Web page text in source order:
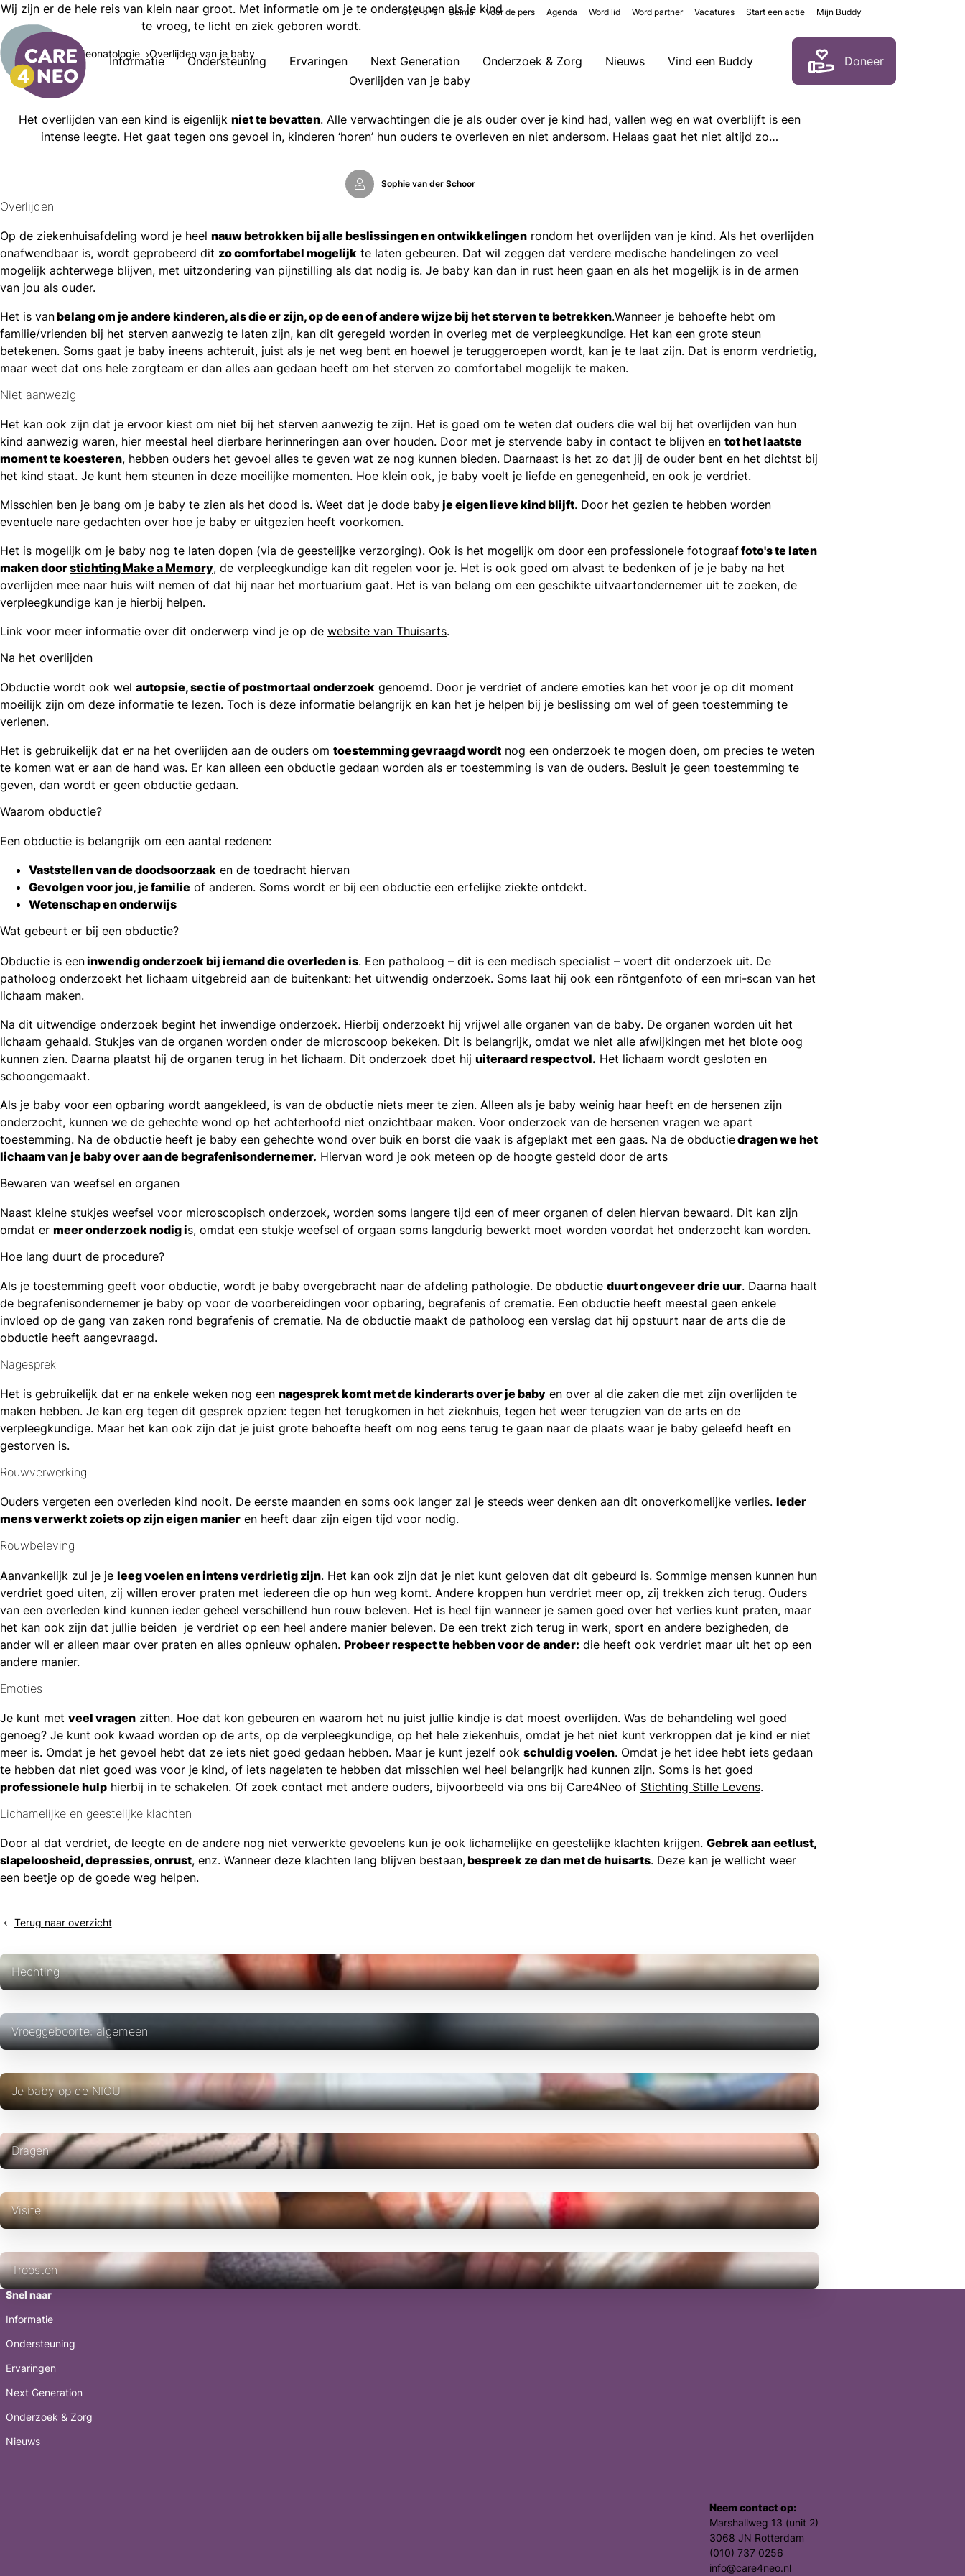
Informatie Ondersteuning Ervaringen Next Generation Onderzoek & Zorg Nieuws Vind een Buddy Doneer
Over ons Selma Voor de pers Agenda Word lid Word partner Vacatures Start een actie Mijn Buddy
Wij zijn er de hele reis van klein naar groot. Met informatie om je te ondersteunen als je kind
te vroeg, te licht en ziek geboren wordt.
Informatie Neonatologie Overlijden van je baby
Overlijden van je baby
Het overlijden van een kind is eigenlijk niet te bevatten. Alle verwachtingen die je als ouder over je kind had, vallen weg en wat overblijft is een
intense leegte. Het gaat tegen ons gevoel in, kinderen ‘horen’ hun ouders te overleven en niet andersom. Helaas gaat het niet altijd zo…
Sophie van der Schoor
Overlijden
Op de ziekenhuisafdeling word je heel nauw betrokken bij alle beslissingen en ontwikkelingen rondom het overlijden van je kind. Als het overlijden
onafwendbaar is, wordt geprobeerd dit zo comfortabel mogelijk te laten gebeuren. Dat wil zeggen dat verdere medische handelingen zo veel
mogelijk achterwege blijven, met uitzondering van pijnstilling als dat nodig is. Je baby kan dan in rust heen gaan en als het mogelijk is in de armen
van jou als ouder.
Het is vanbelang om je andere kinderen, als die er zijn, op de een of andere wijze bij het sterven te betrekken.Wanneer je behoefte hebt om
familie/vrienden bij het sterven aanwezig te laten zijn, kan dit geregeld worden in overleg met de verpleegkundige. Het kan een grote steun
betekenen. Soms gaat je baby ineens achteruit, juist als je net weg bent en hoewel je teruggeroepen wordt, kan je te laat zijn. Dat is enorm verdrietig,
maar weet dat ons hele zorgteam er dan alles aan gedaan heeft om het sterven zo comfortabel mogelijk te maken.
Niet aanwezig
Het kan ook zijn dat je ervoor kiest om niet bij het sterven aanwezig te zijn. Het is goed om te weten dat ouders die wel bij het overlijden van hun
kind aanwezig waren, hier meestal heel dierbare herinneringen aan over houden. Door met je stervende baby in contact te blijven en tot het laatste
moment te koesteren, hebben ouders het gevoel alles te geven wat ze nog kunnen bieden. Daarnaast is het zo dat jij de ouder bent en het dichtst bij
het kind staat. Je kunt hem steunen in deze moeilijke momenten. Hoe klein ook, je baby voelt je liefde en genegenheid, en ook je verdriet.
Misschien ben je bang om je baby te zien als het dood is. Weet dat je dode babyje eigen lieve kind blijft. Door het gezien te hebben worden
eventuele nare gedachten over hoe je baby er uitgezien heeft voorkomen.
Het is mogelijk om je baby nog te laten dopen (via de geestelijke verzorging). Ook is het mogelijk om door een professionele fotograaffoto's te laten
maken doorstichting Make a Memory, de verpleegkundige kan dit regelen voor je. Het is ook goed om alvast te bedenken of je je baby na het
overlijden mee naar huis wilt nemen of dat hij naar het mortuarium gaat. Het is van belang om een geschikte uitvaartondernemer uit te zoeken, de
verpleegkundige kan je hierbij helpen.
Link voor meer informatie over dit onderwerp vind je op de website van Thuisarts.
Na het overlijden
Obductie wordt ook wel autopsie, sectie of postmortaal onderzoek genoemd. Door je verdriet of andere emoties kan het voor je op dit moment
moeilijk zijn om deze informatie te lezen. Toch is deze informatie belangrijk en kan het je helpen bij je beslissing om wel of geen toestemming te
verlenen.
Het is gebruikelijk dat er na het overlijden aan de ouders om toestemming gevraagd wordt nog een onderzoek te mogen doen, om precies te weten
te komen wat er aan de hand was. Er kan alleen een obductie gedaan worden als er toestemming is van de ouders. Besluit je geen toestemming te
geven, dan wordt er geen obductie gedaan.
Waarom obductie?
Een obductie is belangrijk om een aantal redenen:
Vaststellen van de doodsoorzaak en de toedracht hiervan
Gevolgen voor jou, je familie of anderen. Soms wordt er bij een obductie een erfelijke ziekte ontdekt.
Wetenschap en onderwijs
Wat gebeurt er bij een obductie?
Obductie is eeninwendig onderzoek bij iemand die overleden is. Een patholoog – dit is een medisch specialist – voert dit onderzoek uit. De
patholoog onderzoekt het lichaam uitgebreid aan de buitenkant: het uitwendig onderzoek. Soms laat hij ook een röntgenfoto of een mri-scan van het
lichaam maken.
Na dit uitwendige onderzoek begint het inwendige onderzoek. Hierbij onderzoekt hij vrijwel alle organen van de baby. De organen worden uit het
lichaam gehaald. Stukjes van de organen worden onder de microscoop bekeken. Dit is belangrijk, omdat we niet alle afwijkingen met het blote oog
kunnen zien. Daarna plaatst hij de organen terug in het lichaam. Dit onderzoek doet hij uiteraard respectvol. Het lichaam wordt gesloten en
schoongemaakt.
Als je baby voor een opbaring wordt aangekleed, is van de obductie niets meer te zien. Alleen als je baby weinig haar heeft en de hersenen zijn
onderzocht, kunnen we de gehechte wond op het achterhoofd niet onzichtbaar maken. Voor onderzoek van de hersenen vragen we apart
toestemming. Na de obductie heeft je baby een gehechte wond over buik en borst die vaak is afgeplakt met een gaas. Na de obductiedragen we het
lichaam van je baby over aan de begrafenisondernemer. Hiervan word je ook meteen op de hoogte gesteld door de arts
Bewaren van weefsel en organen
Naast kleine stukjes weefsel voor microscopisch onderzoek, worden soms langere tijd een of meer organen of delen hiervan bewaard. Dit kan zijn
omdat er meer onderzoek nodig is, omdat een stukje weefsel of orgaan soms langdurig bewerkt moet worden voordat het onderzocht kan worden.
Hoe lang duurt de procedure?
Als je toestemming geeft voor obductie, wordt je baby overgebracht naar de afdeling pathologie. De obductie duurt ongeveer drie uur. Daarna haalt
de begrafenisondernemer je baby op voor de voorbereidingen voor opbaring, begrafenis of crematie. Een obductie heeft meestal geen enkele
invloed op de gang van zaken rond begrafenis of crematie. Na de obductie maakt de patholoog een verslag dat hij opstuurt naar de arts die de
obductie heeft aangevraagd.
Nagesprek
Het is gebruikelijk dat er na enkele weken nog een nagesprek komt met de kinderarts over je baby en over al die zaken die met zijn overlijden te
maken hebben. Je kan erg tegen dit gesprek opzien: tegen het terugkomen in het zieknhuis, tegen het weer terugzien van de arts en de
verpleegkundige. Maar het kan ook zijn dat je juist grote behoefte heeft om nog eens terug te gaan naar de plaats waar je baby geleefd heeft en
gestorven is.
Rouwverwerking
Ouders vergeten een overleden kind nooit. De eerste maanden en soms ook langer zal je steeds weer denken aan dit onoverkomelijke verlies. Ieder
mens verwerkt zoiets op zijn eigen manier en heeft daar zijn eigen tijd voor nodig.
Rouwbeleving
Aanvankelijk zul je je leeg voelen en intens verdrietig zijn. Het kan ook zijn dat je niet kunt geloven dat dit gebeurd is. Sommige mensen kunnen hun
verdriet goed uiten, zij willen erover praten met iedereen die op hun weg komt. Andere kroppen hun verdriet meer op, zij trekken zich terug. Ouders
van een overleden kind kunnen ieder geheel verschillend hun rouw beleven. Het is heel fijn wanneer je samen goed over het verlies kunt praten, maar
het kan ook zijn dat jullie beiden je verdriet op een heel andere manier beleven. De een trekt zich terug in werk, sport en andere bezigheden, de
ander wil er alleen maar over praten en alles opnieuw ophalen. Probeer respect te hebben voor de ander: die heeft ook verdriet maar uit het op een
andere manier.
Emoties
Je kunt met veel vragen zitten. Hoe dat kon gebeuren en waarom het nu juist jullie kindje is dat moest overlijden. Was de behandeling wel goed
genoeg? Je kunt ook kwaad worden op de arts, op de verpleegkundige, op het hele ziekenhuis, omdat je het niet kunt verkroppen dat je kind er niet
meer is. Omdat je het gevoel hebt dat ze iets niet goed gedaan hebben. Maar je kunt jezelf ook schuldig voelen. Omdat je het idee hebt iets gedaan
te hebben dat niet goed was voor je kind, of iets nagelaten te hebben dat misschien wel heel belangrijk had kunnen zijn. Soms is het goed
professionele hulp hierbij in te schakelen. Of zoek contact met andere ouders, bijvoorbeeld via ons bij Care4Neo of Stichting Stille Levens.
Lichamelijke en geestelijke klachten
Door al dat verdriet, de leegte en de andere nog niet verwerkte gevoelens kun je ook lichamelijke en geestelijke klachten krijgen. Gebrek aan eetlust,
slapeloosheid, depressies, onrust, enz. Wanneer deze klachten lang blijven bestaan,bespreek ze dan met de huisarts. Deze kan je wellicht weer
een beetje op de goede weg helpen.
Terug naar overzicht
Hechting
Vroeggeboorte: algemeen
Je baby op de NICU
Dragen
Visite
Troosten
Snel naar
Informatie
Ondersteuning
Ervaringen
Next Generation
Onderzoek & Zorg
Nieuws
Neem contact op:
Marshallweg 13 (unit 2)
3068 JN Rotterdam
(010) 737 0256
info@care4neo.nl